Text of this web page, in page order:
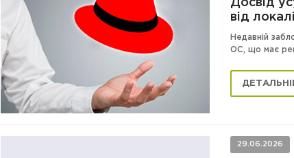
Досвід
від
Недавній
ОС, що має
29.06.2026